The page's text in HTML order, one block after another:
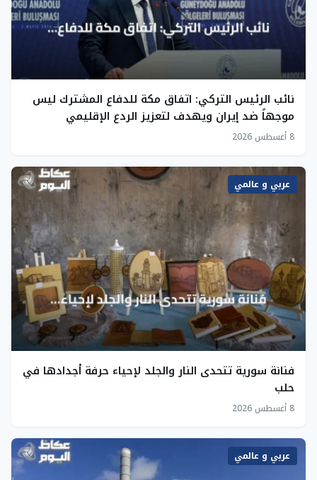
نائب الرئيس التركي: اتفاق مكة للدفاع المشترك ليس
موجهاً ضد إيران ويهدف لتعزيز الردع الإقليمي
8 أغسطس 2026
عربي و عالمي
فنانة سورية تتحدى النار والجلد لإحياء حرفة أجدادها في
حلب
8 أغسطس 2026
عربي و عالمي